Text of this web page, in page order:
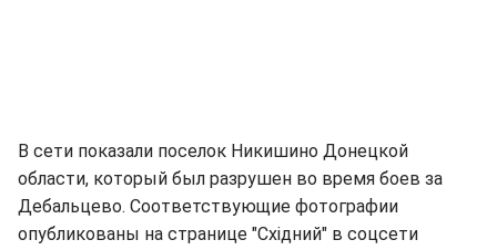
В сети показали поселок Никишино Донецкой
области, который был разрушен во время боев за
Дебальцево. Соответствующие фотографии
опубликованы на странице "Східний" в соцсети